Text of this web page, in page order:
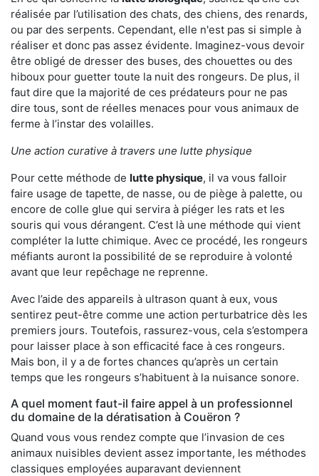
réalisée par l’utilisation des chats, des chiens, des renards,
ou par des serpents. Cependant, elle n'est pas si simple à
réaliser et donc pas assez évidente. Imaginez-vous devoir
être obligé de dresser des buses, des chouettes ou des
hiboux pour guetter toute la nuit des rongeurs. De plus, il
faut dire que la majorité de ces prédateurs pour ne pas
dire tous, sont de réelles menaces pour vous animaux de
ferme à l’instar des volailles.
Une action curative à travers une lutte physique
Pour cette méthode de lutte physique, il va vous falloir
faire usage de tapette, de nasse, ou de piège à palette, ou
encore de colle glue qui servira à piéger les rats et les
souris qui vous dérangent. C’est là une méthode qui vient
compléter la lutte chimique. Avec ce procédé, les rongeurs
méfiants auront la possibilité de se reproduire à volonté
avant que leur repêchage ne reprenne.
Avec l’aide des appareils à ultrason quant à eux, vous
sentirez peut-être comme une action perturbatrice dès les
premiers jours. Toutefois, rassurez-vous, cela s’estompera
pour laisser place à son efficacité face à ces rongeurs.
Mais bon, il y a de fortes chances qu’après un certain
temps que les rongeurs s’habituent à la nuisance sonore.
A quel moment faut-il faire appel à un professionnel
du domaine de la dératisation à Couëron ?
Quand vous vous rendez compte que l’invasion de ces
animaux nuisibles devient assez importante, les méthodes
classiques employées auparavant deviennent